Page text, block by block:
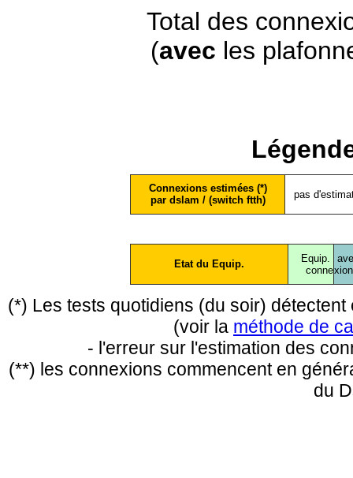
Total des
(avec les
Connexions estimées (*)
par dslam / (switch ftth)
pas
Etat du Equip.
Equip.
conne
(*) Les tests quotidiens (du soir)
(voir la méthode de
- l'erreur sur l'estimation des
(**) les connexions commencent en
du